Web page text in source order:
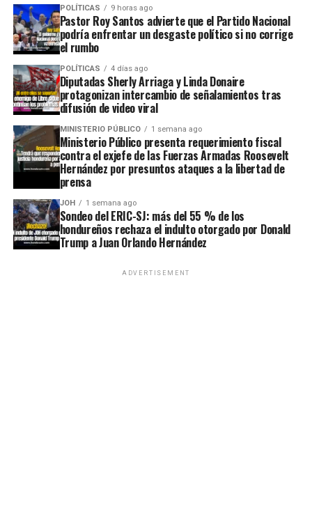
POLÍTICAS 9 horas ago
Pastor Roy Santos advierte que el Partido Nacional
podría enfrentar un desgaste político si no corrige
el rumbo
POLÍTICAS 4 días ago
Diputadas Sherly Arriaga y Linda Donaire
protagonizan intercambio de señalamientos tras
difusión de video viral
MINISTERIO PÚBLICO 1 semana ago
Ministerio Público presenta requerimiento fiscal
contra el exjefe de las Fuerzas Armadas Roosevelt
Hernández por presuntos ataques a la libertad de
prensa
JOH 1 semana ago
Sondeo del ERIC-SJ: más del 55 % de los
hondureños rechaza el indulto otorgado por Donald
Trump a Juan Orlando Hernández
ADVERTISEMENT